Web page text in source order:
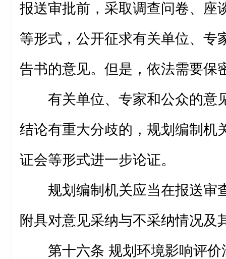
报送审批前，采取调查问卷、座
等形式，公开征求有关单位、专
告书的意见。但是，依法需要保
有关单位、专家和公众的意
结论有重大分歧的，规划编制机
证会等形式进一步论证。
规划编制机关应当在报送审
附具对意见采纳与不采纳情况及
第十六条 规划环境影响评